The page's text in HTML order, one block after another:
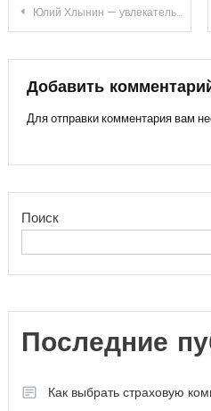
Навигация
по
записям
Юлий Хлынин — увлекательная судьба, восхитительный путь к успеху
Добавить
Для отправки комментария вам
Поиск
Последние
Как выбрать страховую